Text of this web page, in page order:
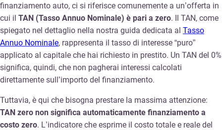
finanziamento auto, ci si riferisce comunemente a un’offerta in
cui il TAN (Tasso Annuo Nominale) è pari a zero. Il TAN, come
spiegato nel dettaglio nella nostra guida dedicata al Tasso
Annuo Nominale, rappresenta il tasso di interesse “puro”
applicato al capitale che hai richiesto in prestito. Un TAN del 0%
significa, quindi, che non pagherai interessi calcolati
direttamente sull’importo del finanziamento.
Tuttavia, è qui che bisogna prestare la massima attenzione:
TAN zero non significa automaticamente finanziamento a
costo zero. L’indicatore che esprime il costo totale e reale del